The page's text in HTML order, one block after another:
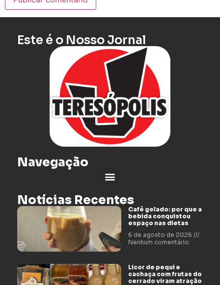
Este é o Nosso Jornal
Navegação
Notícias Recentes
Café gelado: por que a
bebida conquistou
espaço nas dietas
6 de agosto de 2026
Nenhum comentário
Licor de pequi e
cachaça com frutas do
cerrado viram atração